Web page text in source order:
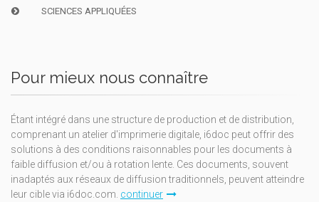
SCIENCES APPLIQUÉES
Pour mieux nous connaître
Étant intégré dans une structure de production et de distribution,
comprenant un atelier d'imprimerie digitale, i6doc peut offrir des
solutions à des conditions raisonnables pour les documents à
faible diffusion et/ou à rotation lente. Ces documents, souvent
inadaptés aux réseaux de diffusion traditionnels, peuvent atteindre
leur cible via i6doc.com. continuer